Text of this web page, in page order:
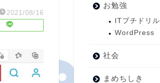
2021/08/16
お勉強
ITプチドリル
WordPress
社会
まめちしき